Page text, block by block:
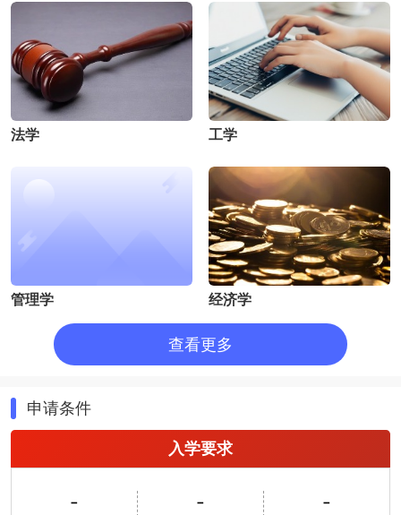
及自动化、生物医学工程、计量学 标准化和认证、自动化
和控制、信息及计算机技术、软件开发系统、信息学、化
工和生物技术和建筑学。副博士设有：固体力学变形、理
论物理学、凝聚态物理学、无机化学、催化学、生物技
术、机械磨损保护、采矿机械、电子技术学等专业。
硕士：法学、工学、管理学、经济学、理学、农学
预科：法学、理学、文学
副博士：法学、工学、管理学、经济学、理学、哲学
专家：法学、工学、管理学、理学
法学 工学
管理学 经济学
理学 农学
查看更多
申请条件
入学要求
- - -